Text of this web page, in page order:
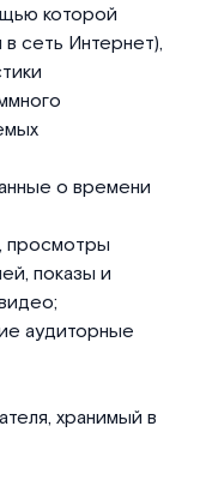
которой
сеть Интернет),
о времени
просмотры
показы и
аудиторные
хранимый в